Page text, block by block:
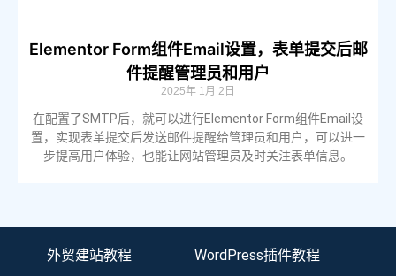
Elementor Form组件Email设置，表单提交后邮
件提醒管理员和用户
2025年 1月 2日
在配置了SMTP后，就可以进行Elementor Form组件Email设
置，实现表单提交后发送邮件提醒给管理员和用户，可以进一
步提高用户体验，也能让网站管理员及时关注表单信息。
外贸建站教程
WordPress插件教程